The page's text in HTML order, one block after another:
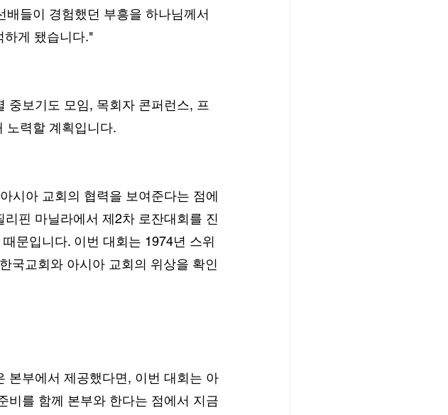
들이 경험했던 부흥을 하나님께서
하게 됐습니다."
중보기도 모임, 목회자 콘퍼런스, 프
노력할 계획입니다.
시아 교회의 협력을 보여준다는 점에
핀 마닐라에서 제2차 로잔대회를 진
문입니다. 이번 대회는 1974년 스위
국교회와 아시아 교회의 위상을 확인
본부에서 제공했다면, 이번 대회는 아
비를 함께 본부와 한다는 점에서 지금